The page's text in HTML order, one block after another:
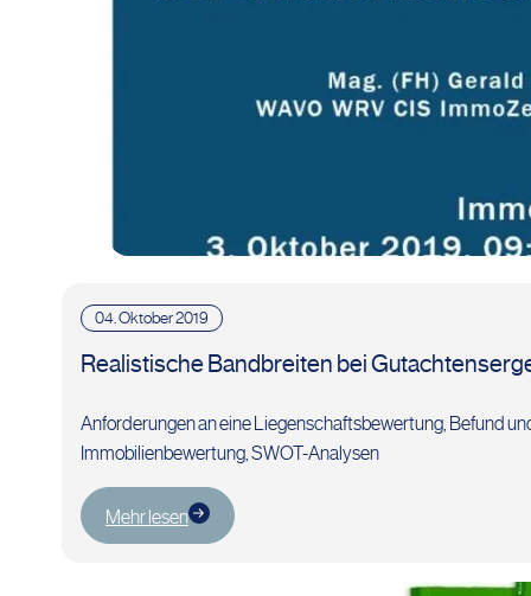
04. Oktober 2019
Realistische Bandbreiten bei
Anforderungen an eine Liegenschaftsbewertung, Befund
Immobilienbewertung, SWOT-Analysen
Mehr lesen